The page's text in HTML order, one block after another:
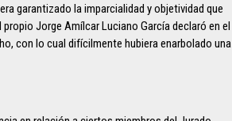
garantizado la imparcialidad y objetividad que
Jorge Amílcar Luciano García declaró en el
con lo cual difícilmente hubiera enarbolado una